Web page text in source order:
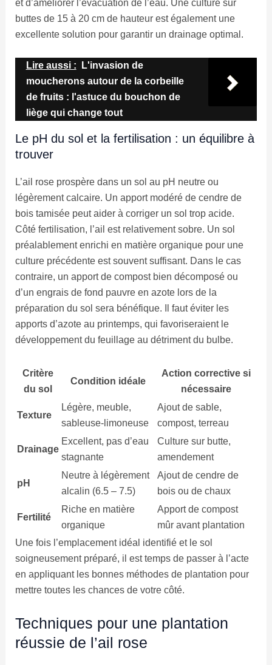
et d’améliorer l’évacuation de l’eau. Une culture sur
buttes de 15 à 20 cm de hauteur est également une
excellente solution pour garantir un drainage optimal.
Lire aussi :
L'invasion de
moucherons autour de la corbeille
de fruits : l'astuce du bouchon de
liège qui change tout
Le pH du sol et la fertilisation : un équilibre à
trouver
L’ail rose prospère dans un sol au pH neutre ou
légèrement calcaire. Un apport modéré de cendre de
bois tamisée peut aider à corriger un sol trop acide.
Côté fertilisation, l’ail est relativement sobre. Un sol
préalablement enrichi en matière organique pour une
culture précédente est souvent suffisant. Dans le cas
contraire, un apport de compost bien décomposé ou
d’un engrais de fond pauvre en azote lors de la
préparation du sol sera bénéfique. Il faut éviter les
apports d’azote au printemps, qui favoriseraient le
développement du feuillage au détriment du bulbe.
Critère
du sol
Condition idéale
Action corrective si
nécessaire
Texture
Légère, meuble,
sableuse-limoneuse
Ajout de sable,
compost, terreau
Drainage
Excellent, pas d’eau
stagnante
Culture sur butte,
amendement
pH
Neutre à légèrement
alcalin (6.5 – 7.5)
Ajout de cendre de
bois ou de chaux
Fertilité
Riche en matière
organique
Apport de compost
mûr avant plantation
Une fois l’emplacement idéal identifié et le sol
soigneusement préparé, il est temps de passer à l’acte
en appliquant les bonnes méthodes de plantation pour
mettre toutes les chances de votre côté.
Techniques pour une plantation
réussie de l’ail rose